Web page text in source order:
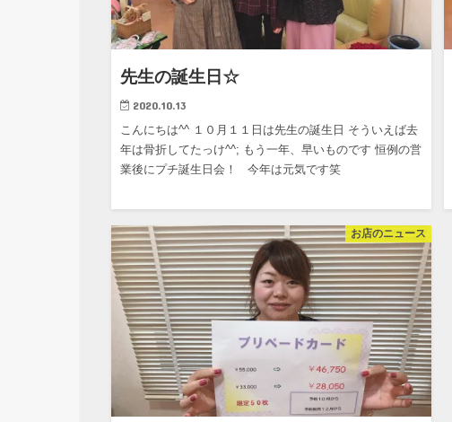
先生の誕生日☆
2020.10.13
こんにちは^^ １０月１１日は先生の誕生日 そういえば去
年は骨折してたっけ^^; もう一年、早いものです 恒例の営
業後にプチ誕生日会！ 今年は元気です笑
お店のニュース